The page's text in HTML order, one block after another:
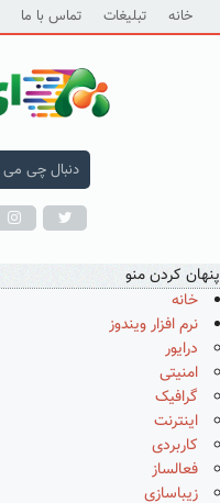
خانه تبلیغات تماس با ما
پنهان کردن منو
خانه
نرم افزار ویندوز
درایور
امنیتی
گرافیک
اینترنت
کاربردی
فعالساز
زیباسازی